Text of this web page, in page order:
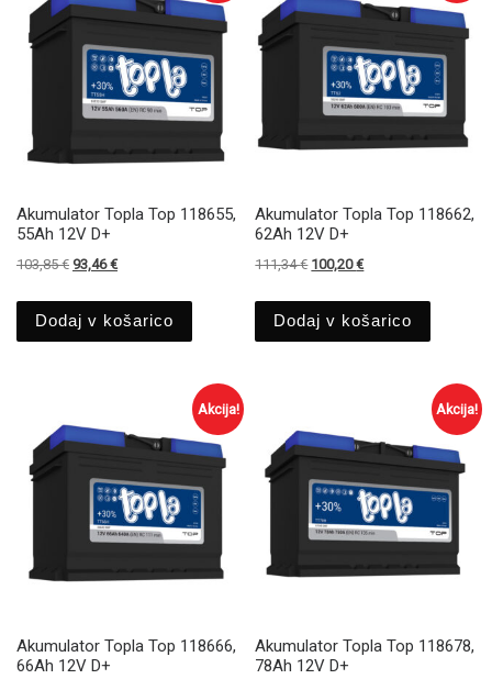
Akumulator Topla Top 118655,
55Ah 12V D+
103,85€ Izvirna cena je bila: 103,85 €.
93,46€Trenutna cena je: 93,46 €.
Dodaj v košarico
Akumulator Topla Top 118662,
62Ah 12V D+
111,34€ Izvirna cena je bila: 111,34 €.
100,20€Trenutna cena je:
Dodaj v košarico
Akcija!
Akumulator Topla Top 118666,
66Ah 12V D+
Akcija!
Akumulator Topla Top 118678,
78Ah 12V D+